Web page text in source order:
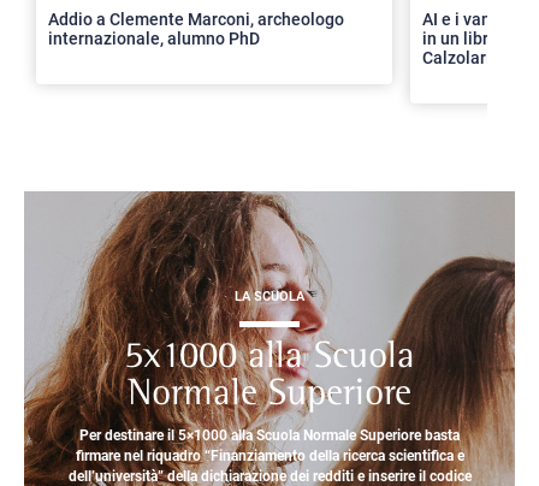
Addio a Clemente Marconi, archeologo
internazionale, alumno PhD
AI e i vantaggi
in un libro con
Calzolari
LA SCUOLA
5x1000 alla Scuola
Normale Superiore
Per destinare il 5×1000 alla Scuola Normale Superiore basta
firmare nel riquadro “Finanziamento della ricerca scientifica e
dell’università” della dichiarazione dei redditi e inserire il codice